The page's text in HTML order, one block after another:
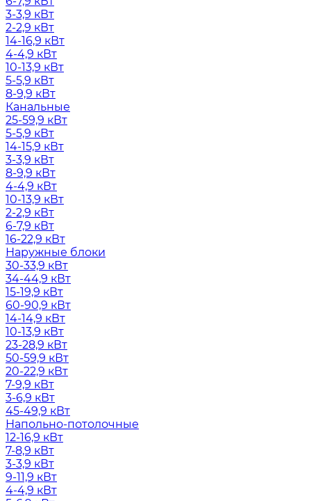
3-3,9 кВт
2-2,9 кВт
14-16,9 кВт
4-4,9 кВт
10-13,9 кВт
5-5,9 кВт
8-9,9 кВт
Канальные
25-59,9 кВт
5-5,9 кВт
14-15,9 кВт
3-3,9 кВт
8-9,9 кВт
4-4,9 кВт
10-13,9 кВт
2-2,9 кВт
6-7,9 кВт
16-22,9 кВт
Наружные блоки
30-33,9 кВт
34-44,9 кВт
15-19,9 кВт
60-90,9 кВт
14-14,9 кВт
10-13,9 кВт
23-28,9 кВт
50-59,9 кВт
20-22,9 кВт
7-9,9 кВт
3-6,9 кВт
45-49,9 кВт
Напольно-потолочные
12-16,9 кВт
7-8,9 кВт
3-3,9 кВт
9-11,9 кВт
4-4,9 кВт